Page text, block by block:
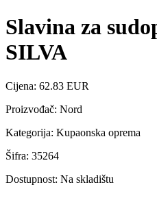
Slavina za
SILVA
Cijena: 62.83 EUR
Proizvođač: Nord
Kategorija: Kupaonska oprema
Šifra: 35264
Dostupnost: Na skladištu